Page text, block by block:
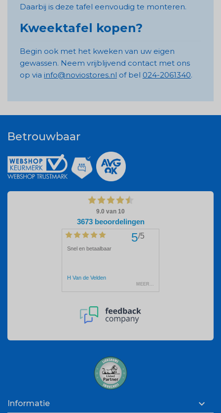
Daarbij is deze tafel eenvoudig te monteren.
Kweektafel kopen?
Begin ook met het kweken van uw eigen
gewassen. Neem vrijblijvend contact met ons
op via info@noviostores.nl of bel 024-2061340.
Betrouwbaar
Informatie 